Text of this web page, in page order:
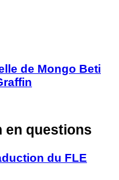
de Mongo Beti
en questions
du FLE